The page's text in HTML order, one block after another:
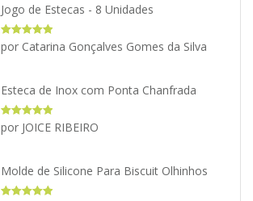
Jogo de Estecas - 8 Unidades
Avaliação
de 5
por Catarina Gonçalves Gomes da Silva
Esteca de Inox com Ponta Chanfrada
Avaliação5
de 5
por JOICE RIBEIRO
Molde de Silicone Para Biscuit Olhinhos